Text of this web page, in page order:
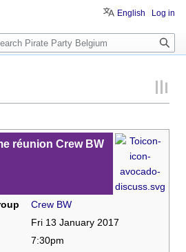
réunion Crew BW
Crew BW
Fri 13 January 2017
7:30pm
English Log in